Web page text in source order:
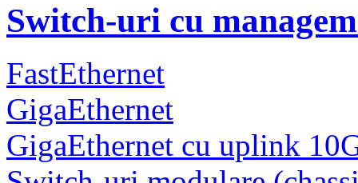
Switch-uri cu
FastEthernet
GigaEthernet
GigaEthernet cu uplink